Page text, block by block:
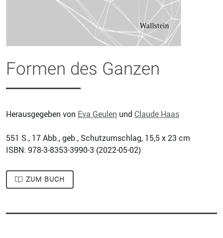
Formen des Ganzen
Herausgegeben von Eva Geulen und Claude Haas
551 S., 17 Abb., geb., Schutzumschlag, 15,5 x 23 cm
ISBN: 978-3-8353-3990-3 (2022-05-02)
ZUM BUCH